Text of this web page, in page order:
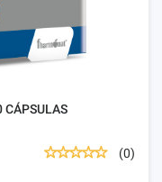
CÁPSULAS
(0)